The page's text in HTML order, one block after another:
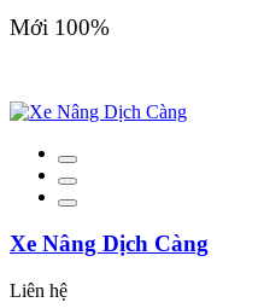
Mới 100%
Xe Nâng Dịch Càng
Liên hệ